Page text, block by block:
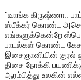
"வாங்க கிருஷ்ணா..
ஸ்பீக்கர் கொண்ட
எங்களுக்கென்றே
பாடல்கள் கொண்ட கேசட்
இசைஞானியின் குரல்
திசை நோக்கி
ஆரம்பித்து உலகின்